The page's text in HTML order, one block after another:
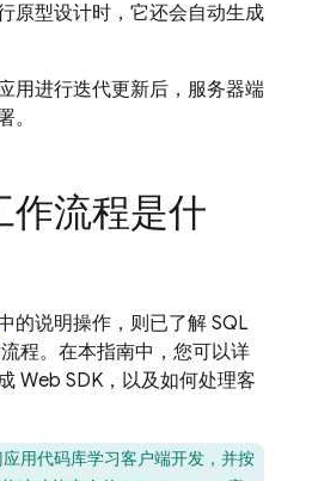
原型设计时，它还会自动生成
用进行迭代更新后，服务器端
。
作流程是什
的说明操作，则已了解 SQL
程。在本指南中，您可以详
Web SDK，以及如何处理客
用代码库学习客户端开发，并按